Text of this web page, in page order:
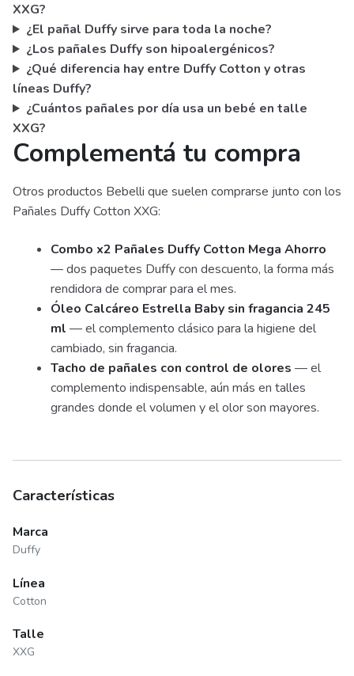
XXG?
¿El pañal Duffy sirve para toda la noche?
¿Los pañales Duffy son hipoalergénicos?
¿Qué diferencia hay entre Duffy Cotton y otras
líneas Duffy?
¿Cuántos pañales por día usa un bebé en talle
XXG?
Complementá tu compra
Otros productos Bebelli que suelen comprarse junto con los
Pañales Duffy Cotton XXG:
Combo x2 Pañales Duffy Cotton Mega Ahorro
— dos paquetes Duffy con descuento, la forma más
rendidora de comprar para el mes.
Óleo Calcáreo Estrella Baby sin fragancia 245
ml — el complemento clásico para la higiene del
cambiado, sin fragancia.
Tacho de pañales con control de olores — el
complemento indispensable, aún más en talles
grandes donde el volumen y el olor son mayores.
Características
Marca
Duffy
Línea
Cotton
Talle
XXG